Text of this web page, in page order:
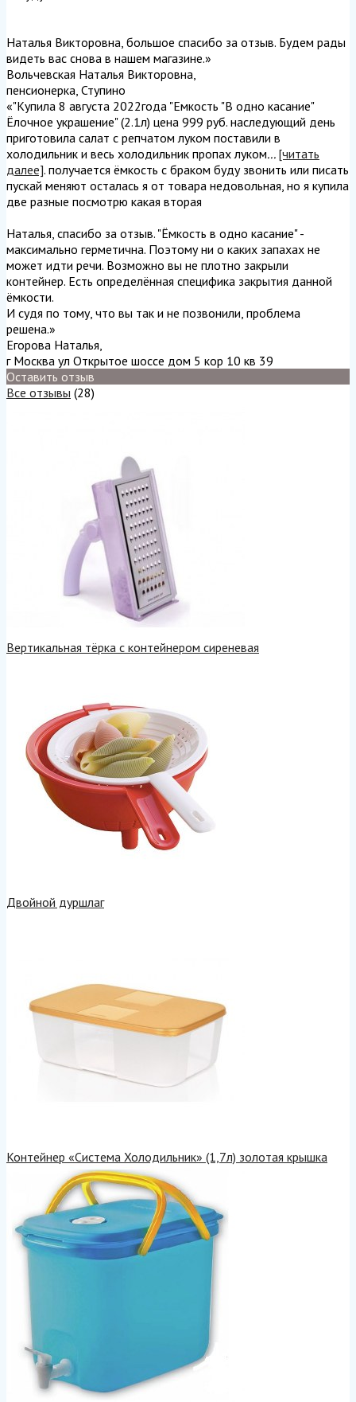
Наталья Викторовна, большое спасибо за отзыв. Будем рады
видеть вас снова в нашем магазине.»
Вольчевская Наталья Викторовна,
пенсионерка, Ступино
«"Купила 8 августа 2022года "Емкость "В одно касание"
Ёлочное украшение" (2.1л) цена 999 руб. наследующий день
приготовила салат с репчатом луком поставили в
холодильник и весь холодильник пропах луком... [читать
далее]. получается ёмкость с браком буду звонить или писать
пускай меняют осталась я от товара недовольная, но я купила
две разные посмотрю какая вторая
Наталья, спасибо за отзыв. "Ёмкость в одно касание" -
максимально герметична. Поэтому ни о каких запахах не
может идти речи. Возможно вы не плотно закрыли
контейнер. Есть определённая специфика закрытия данной
ёмкости.
И судя по тому, что вы так и не позвонили, проблема
решена.»
Егорова Наталья,
г Москва ул Открытое шоссе дом 5 кор 10 кв 39
Оставить отзыв
Все отзывы (28)
Вертикальная тёрка с контейнером сиреневая
Двойной дуршлаг
Контейнер «Система Холодильник» (1,7л) золотая крышка